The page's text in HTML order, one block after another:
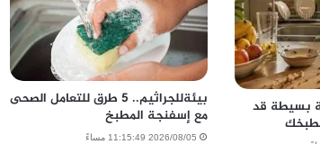
بسيطة قد
بيئةللجراثيم.. 5 طرق للتعامل الصحى
مع إسفنجة المطبخ
2026/08/05 11:15:49 مساءً